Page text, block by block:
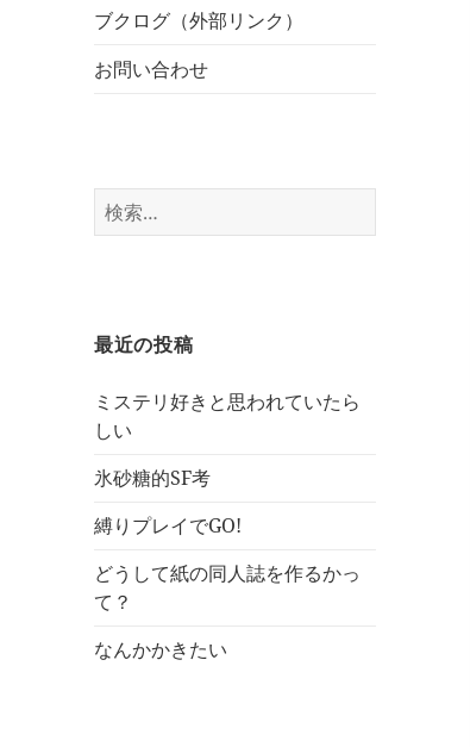
ブクログ（外部リンク）
お問い合わせ
検
索:
最近の投稿
ミステリ好きと思われていたら
しい
氷砂糖的SF考
縛りプレイでGO!
どうして紙の同人誌を作るかっ
て？
なんかかきたい